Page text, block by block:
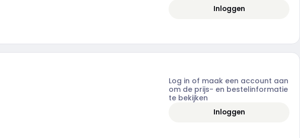
Inloggen
Log in of maak een account aan
om de prijs- en bestelinformatie
te bekijken
Inloggen